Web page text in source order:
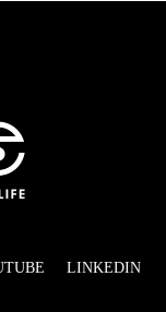
LINKEDIN